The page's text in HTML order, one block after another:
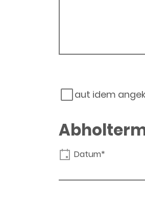
aut idem
Datum*